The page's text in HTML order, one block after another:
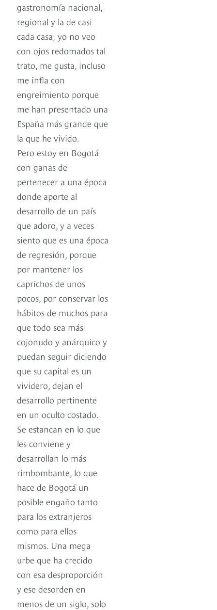
gastronomía nacional,
regional y la de casi
cada casa; yo no veo
con ojos redomados tal
trato, me gusta, incluso
me infla con
engreimiento porque
me han presentado una
España más grande que
la que he vivido.
Pero estoy en Bogotá
con ganas de
pertenecer a una época
donde aporte al
desarrollo de un país
que adoro, y a veces
siento que es una época
de regresión, porque
por mantener los
caprichos de unos
pocos, por conservar los
hábitos de muchos para
que todo sea más
cojonudo y anárquico y
puedan seguir diciendo
que su capital es un
vividero, dejan el
desarrollo pertinente
en un oculto costado.
Se estancan en lo que
les conviene y
desarrollan lo más
rimbombante, lo que
hace de Bogotá un
posible engaño tanto
para los extranjeros
como para ellos
mismos. Una mega
urbe que ha crecido
con esa desproporción
y ese desorden en
menos de un siglo, solo